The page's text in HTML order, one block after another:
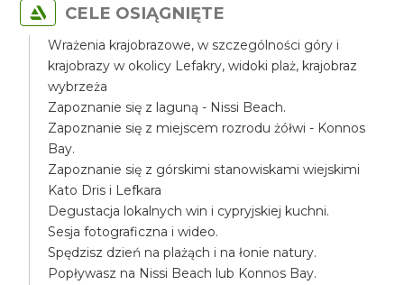
CELE OSIĄGNIĘTE
Wrażenia krajobrazowe, w szczególności góry i
krajobrazy w okolicy Lefakry, widoki plaż, krajobraz
wybrzeża
Zapoznanie się z laguną - Nissi Beach.
Zapoznanie się z miejscem rozrodu żółwi - Konnos
Bay.
Zapoznanie się z górskimi stanowiskami wiejskimi
Kato Dris i Lefkara
Degustacja lokalnych win i cypryjskiej kuchni.
Sesja fotograficzna i wideo.
Spędzisz dzień na plażąch i na łonie natury.
Popływasz na Nissi Beach lub Konnos Bay.